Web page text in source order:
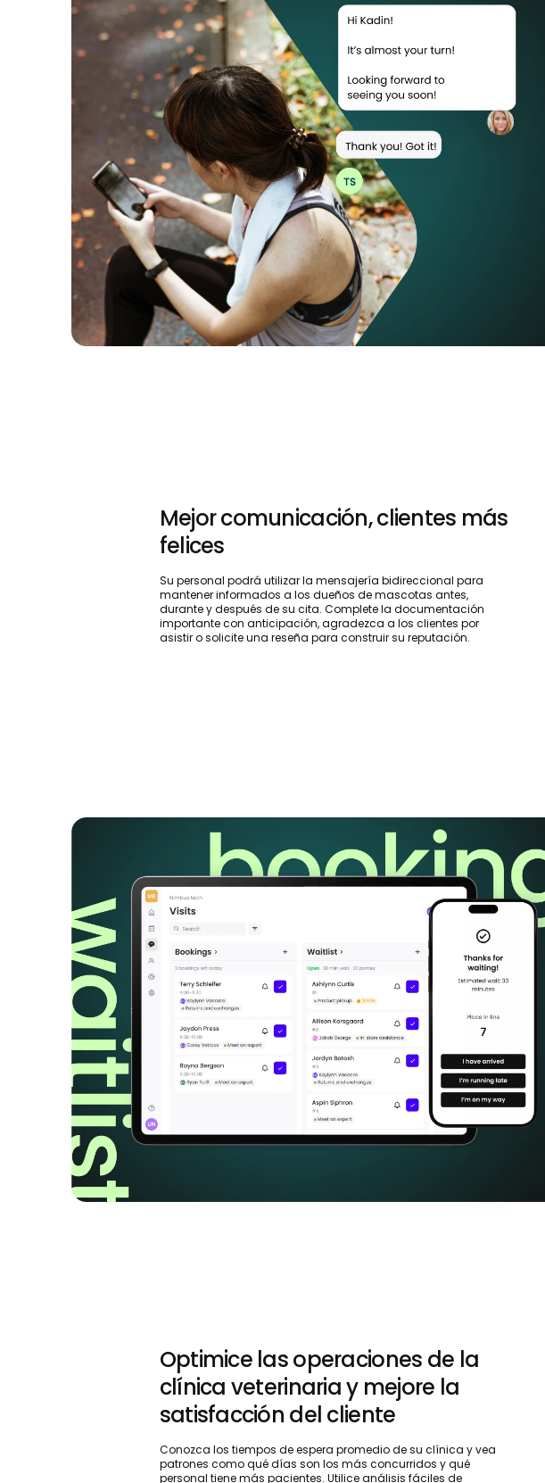
Mejor comunicación, clientes más
felices
Su personal podrá utilizar la mensajería bidireccional para
mantener informados a los dueños de mascotas antes,
durante y después de su cita. Complete la documentación
importante con anticipación, agradezca a los clientes por
asistir o solicite una reseña para construir su reputación.
Optimice las operaciones de la
clínica veterinaria y mejore la
satisfacción del cliente
Conozca los tiempos de espera promedio de su clínica y vea
patrones como qué días son los más concurridos y qué
personal tiene más pacientes. Utilice análisis fáciles de